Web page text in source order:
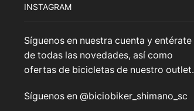
INSTAGRAM
Síguenos en nuestra cuenta y entérate
de todas las novedades, así como
ofertas de bicicletas de nuestro outlet.
Síguenos en @biciobiker_shimano_sc